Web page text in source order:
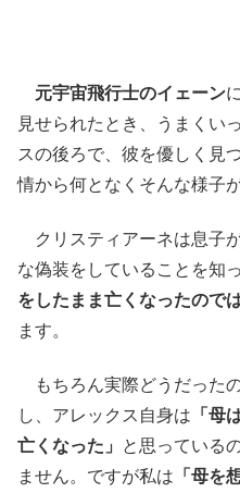
元宇宙飛行士のイェーン
見せられたとき、うまくい
スの後ろで、彼を優しく見
情から何となくそんな様子
クリスティアーネは息子
な偽装をしていることを知
をしたまま亡くなったので
ます。
もちろん実際どうだった
し、アレックス自身は 「母
亡くなった」
と思っている
ません。ですが私は 「母を